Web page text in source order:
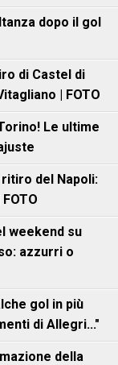
dopo il gol
di Castel di
| FOTO
Le ultime
del Napoli:
weekend su
azzurri o
gol in più
di Allegri..."
della